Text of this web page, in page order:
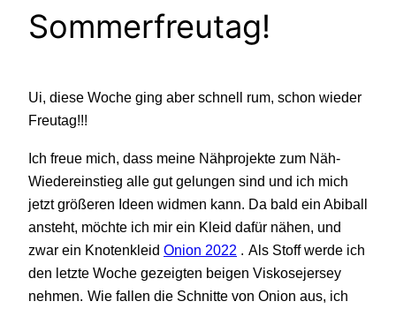
Sommerfreutag!
Ui, diese Woche ging aber schnell rum, schon wieder
Freutag!!!
Ich freue mich, dass meine Nähprojekte zum Näh-
Wiedereinstieg alle gut gelungen sind und ich mich
jetzt größeren Ideen widmen kann. Da bald ein Abiball
ansteht, möchte ich mir ein Kleid dafür nähen, und
zwar ein Knotenkleid Onion 2022
Als Stoff werde ich
den letzte Woche gezeigten beigen Viskosejersey
nehmen. Wie fallen die Schnitte von Onion aus, ich